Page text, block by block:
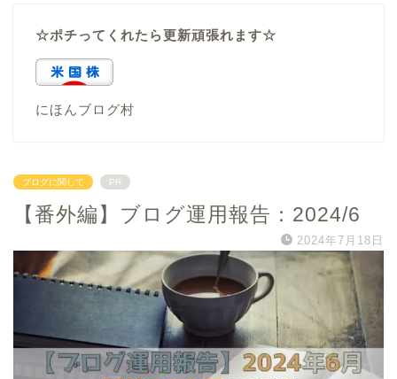
☆ポチってくれたら更新頑張れます☆
にほんブログ村
ブログに関して PR
【番外編】ブログ運用報告：2024/6
2024年7月18日